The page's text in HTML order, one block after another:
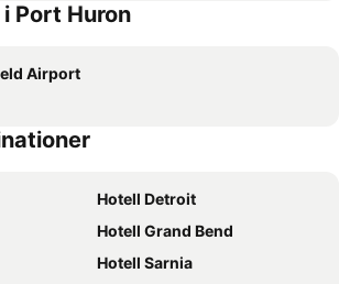
Port Huron
Airport
Hotell Detroit
Hotell Grand Bend
Hotell Sarnia